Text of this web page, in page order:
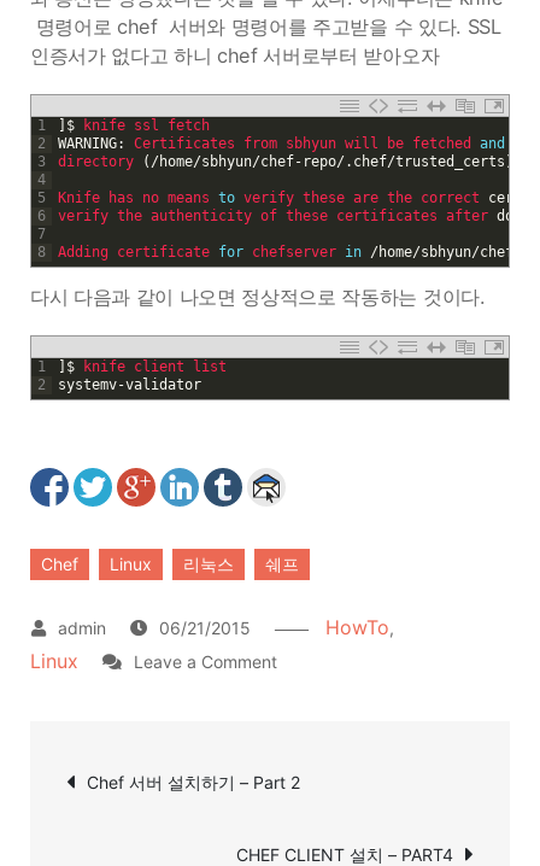
명령어로 chef 서버와 명령어를 주고받을 수 있다. SSL
인증서가 없다고 하니 chef 서버로부터 받아오자
1
2
3
4
5
6
7
8
$ knife ssl fetch
WARNING: Certificates from sbhyun will be fetched and
directory
( /home/sbhyun/chef- repo/. chef/trusted_certs )
Knife has no means to verify these are the correct
verify the authenticity of these certificates after
Adding certificate for chefserver in /home/sbhyun/chef
다시 다음과 같이 나오면 정상적으로 작동하는 것이다.
1
2
$ knife client
list
systemv-validator
Chef Linux 리눅스 쉐프
06/21/2015 HowTo,
Linux Leave a Commenton
치
탐
Chef 서버 설치하기 – Part 2
CHEF CLIENT 설치 – PART4